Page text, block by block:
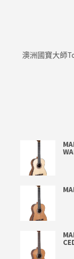
澳洲國寶大師